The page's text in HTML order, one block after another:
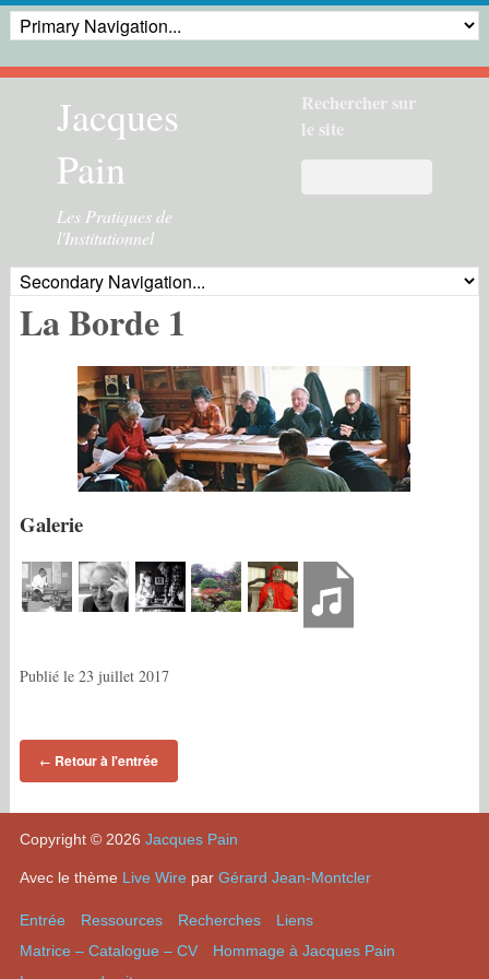
Jacques
Pain
Les Pratiques de
l'Institutionnel
Rechercher sur
le site
La Borde 1
Galerie
Publié le 23 juillet 2017
← Retour à l'entrée
Copyright © 2026 Jacques Pain
Avec le thème Live Wire par Gérard Jean-Montcler
Entrée Ressources Recherches
Liens
Matrice – Catalogue – CV
Hommage à Jacques Pain